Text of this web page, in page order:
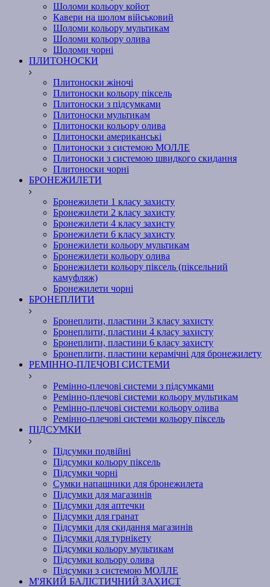
Шоломи кольору койот
Кавери на шолом військовий
Шоломи кольору мультикам
Шоломи кольору олива
Шоломи чорні
ПЛИТОНОСКИ
Плитоноски жіночі
Плитоноски кольору піксель
Плитоноски з підсумками
Плитоноски мультикам
Плитоноски кольору олива
Плитоноски американські
Плитоноски з системою МОЛЛЕ
Плитоноски з системою швидкого скидання
Плитоноски чорні
БРОНЕЖИЛЕТИ
Бронежилети 1 класу захисту
Бронежилети 2 класу захисту
Бронежилети 4 класу захисту
Бронежилети 6 класу захисту
Бронежилети кольору мультикам
Бронежилети кольору олива
Бронежилети кольору піксель (піксельний
камуфляж)
Бронежилети чорні
БРОНЕПЛИТИ
Бронеплити, пластини 3 класу захисту
Бронеплити, пластини 4 класу захисту
Бронеплити, пластини 6 класу захисту
Бронеплити, пластини керамічні для бронежилету
РЕМІННО-ПЛЕЧОВІ СИСТЕМИ
Ремінно-плечові системи з підсумками
Ремінно-плечові системи кольору мультикам
Ремінно-плечові системи кольору олива
Ремінно-плечові системи кольору піксель
ПІДСУМКИ
Підсумки подвійні
Підсумки кольору піксель
Підсумки чорні
Сумки напашники для бронежилета
Підсумки для магазинів
Підсумки для аптечки
Підсумки для гранат
Підсумки для скидання магазинів
Підсумки для турнікету
Підсумки кольору мультикам
Підсумки кольору олива
Підсумки з системою МОЛЛЕ
М'ЯКИЙ БАЛІСТИЧНИЙ ЗАХИСТ